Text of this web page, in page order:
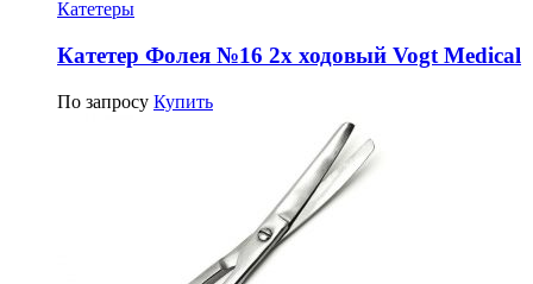
Катетеры
Катетер Фолея №16 2х ходовый Vogt Medical
По запросу Купить